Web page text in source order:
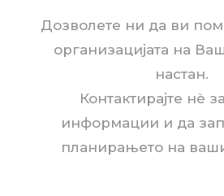
Дозволете ни да ви
организацијата на
настан.
Контактирајте нè
информации и да
планирањето на